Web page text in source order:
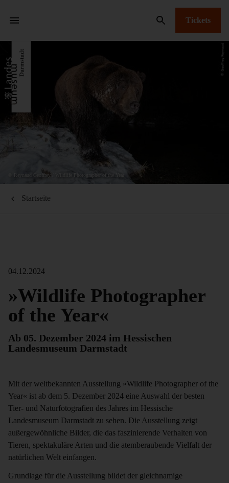
Tickets
© Reynaud Geoffrey / Wildlife Photographer of the Year
Startseite
04.12.2024
»Wildlife Photographer
of the Year«
Ab 05. Dezember 2024 im Hessischen
Landesmuseum Darmstadt
Mit der weltbekannten Ausstellung »Wildlife Photographer of the
Year« ist ab dem 5. Dezember 2024 eine Auswahl der besten
Tier- und Naturfotografien des Jahres im Hessische
Landesmuseum Darmstadt zu sehen. Die Ausstellung zeigt
außergewöhnliche Bilder, die das faszinierende Verhalten von
Tieren, spektakuläre Arten und die atemberaubende Vielfalt der
natürlichen Welt einfangen.
Grundlage für die Ausstellung bildet der gleichnamige